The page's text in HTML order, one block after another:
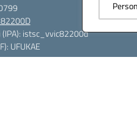
(IPA): istsc_vvic82200d
UFUKAE